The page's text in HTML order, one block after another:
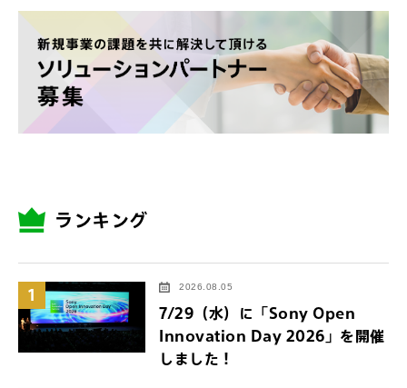
ランキング
1 2026.08.05
7/29（水）に「Sony Open
Innovation Day 2026」を開催
しました！